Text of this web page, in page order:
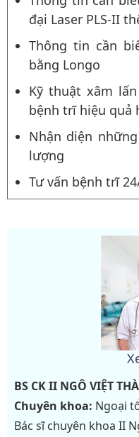
đại Laser PLS-II
Thông tin cần
bằng Longo
Kỹ thuật xâm
bệnh trĩ hiệu quả
Nhận diện
lượng
Tư vấn bệnh trĩ
BS CK II NGÔ VIỆT
Chuyên khoa: Ngoại
Bác sĩ chuyên khoa II